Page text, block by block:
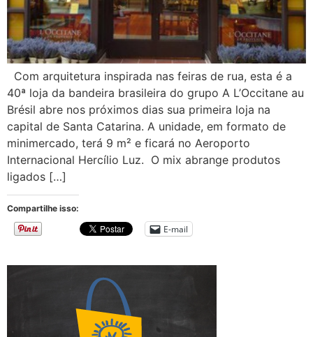
Com arquitetura inspirada nas feiras de rua, esta é a
40ª loja da bandeira brasileira do grupo A L’Occitane au
Brésil abre nos próximos dias sua primeira loja na
capital de Santa Catarina. A unidade, em formato de
minimercado, terá 9 m² e ficará no Aeroporto
Internacional Hercílio Luz. O mix abrange produtos
ligados […]
Compartilhe isso:
E-mail